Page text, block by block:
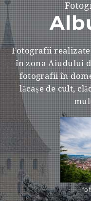
Fotografii
în zona Aiudului
fotografii în
lăcașe de cult,